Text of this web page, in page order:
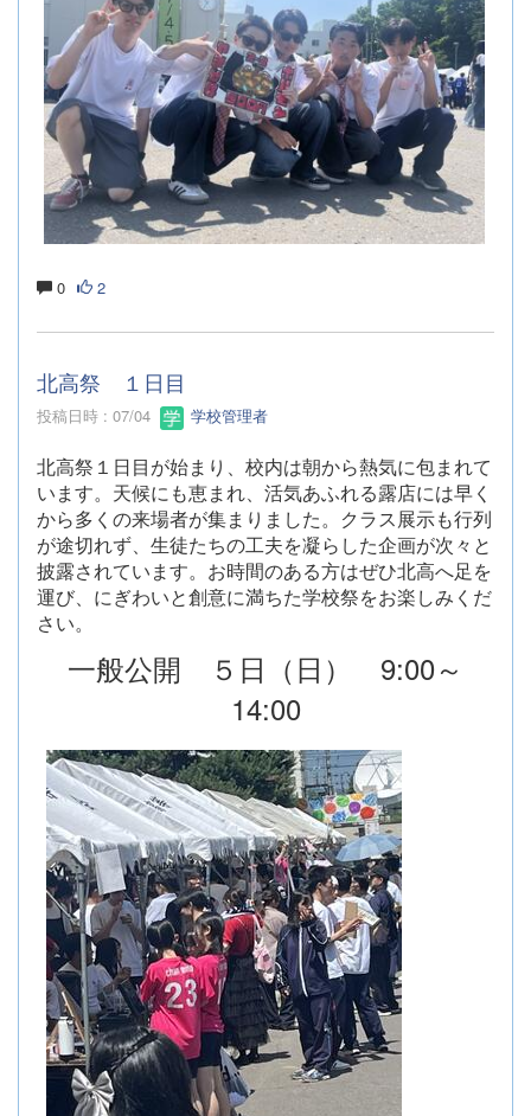
0 2
北高祭 １日目
投稿日時 : 07/04 学校管理者
北高祭１日目が始まり、校内は朝から熱気に包まれて
います。天候にも恵まれ、活気あふれる露店には早く
から多くの来場者が集まりました。クラス展示も行列
が途切れず、生徒たちの工夫を凝らした企画が次々と
披露されています。お時間のある方はぜひ北高へ足を
運び、にぎわいと創意に満ちた学校祭をお楽しみくだ
さい。
一般公開 ５日（日） 9:00～
14:00